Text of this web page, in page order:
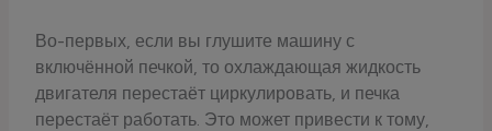
Во-первых, если вы глушите машину с
включённой печкой, то охлаждающая жидкость
двигателя перестаёт циркулировать, и печка
перестаёт работать. Это может привести к тому,